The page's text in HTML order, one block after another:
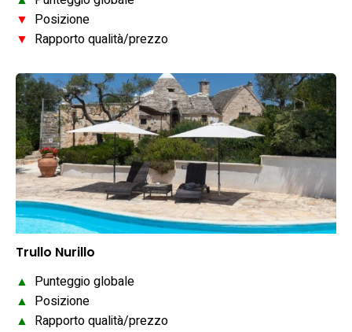
▼ Posizione
▼ Rapporto qualità/prezzo
Trullo Nurillo
▲ Punteggio globale
▲ Posizione
▲ Rapporto qualità/prezzo